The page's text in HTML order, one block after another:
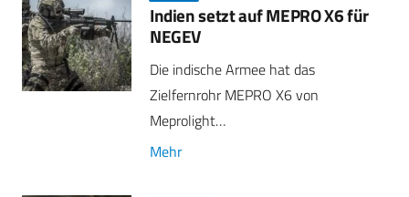
Indien setzt auf MEPRO X6 für
NEGEV
Die indische Armee hat das
Zielfernrohr MEPRO X6 von
Meprolight…
Mehr